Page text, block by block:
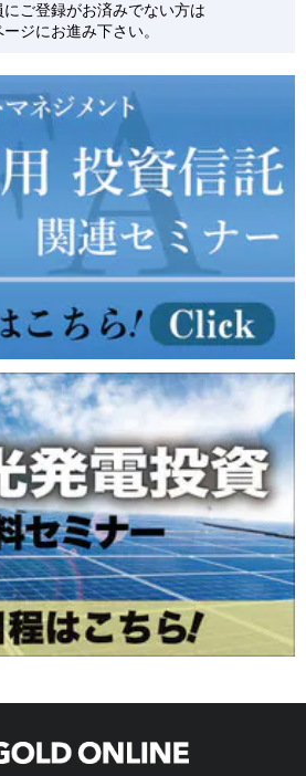
業所のFC投資
社
保有会社
く抱える飲食店
う小売&卸売業
ンドリー
にご登録がお済みでない方は
ージにお進み下さい。